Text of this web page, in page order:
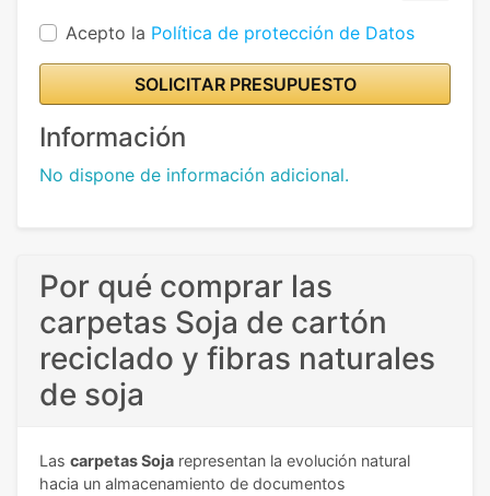
Acepto la Política de protección de Datos
SOLICITAR PRESUPUESTO
Información
No dispone de información adicional.
Por qué comprar las
carpetas Soja de cartón
reciclado y fibras naturales
de soja
Las carpetas Soja representan la evolución natural
hacia un almacenamiento de documentos